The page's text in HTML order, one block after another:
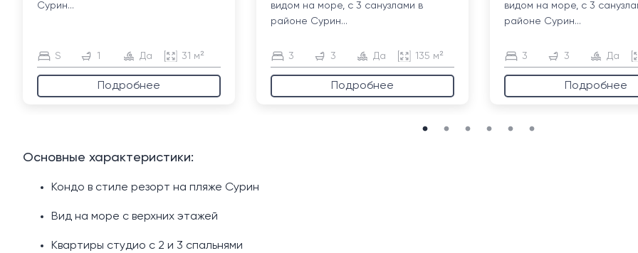
Сурин...
S 1 Да 31 м²
Подробнее
видом на море, с 3 санузлами в
районе Сурин...
3 3 Да 135 м²
Подробнее
видом на море, с 3
районе Сурин...
3 3 Да
Подробнее
Основные характеристики:
Кондо в стиле резорт на пляже Сурин
Вид на море с верхних этажей
Квартиры студио с 2 и 3 спальнями